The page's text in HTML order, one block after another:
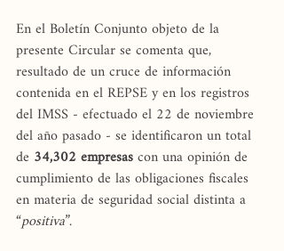
En el Boletín Conjunto objeto de la
presente Circular se comenta que,
resultado de un cruce de información
contenida en el REPSE y en los registros
del IMSS - efectuado el 22 de noviembre
del año pasado - se identificaron un total
de 34,302 empresas con una opinión de
cumplimiento de las obligaciones fiscales
en materia de seguridad social distinta a
“positiva”.